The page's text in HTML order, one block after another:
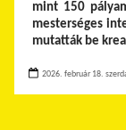
mint 150
mesterséges
mutatták be
2026. február 18.